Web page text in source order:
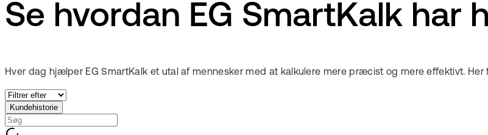
Se hvordan EG SmartKalk har
Hver dag hjælper EG SmartKalk et utal af mennesker med at kalkulere mere præcist og mere effektivt.
Kundehistorie